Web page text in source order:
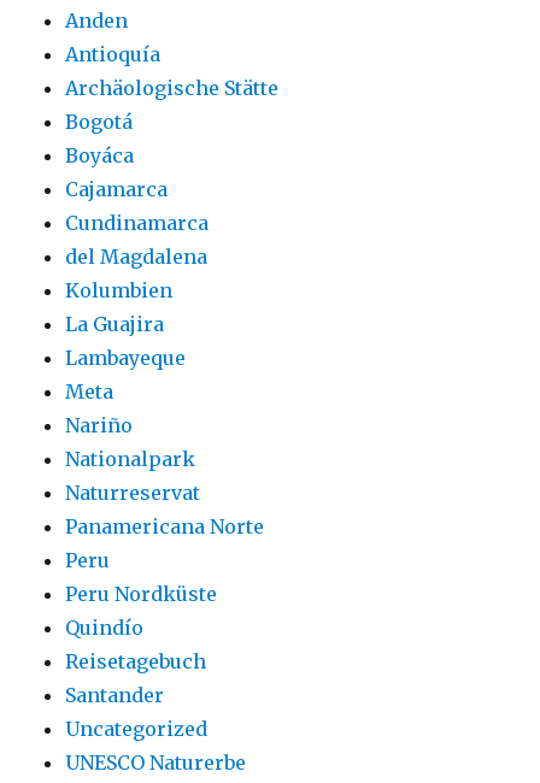
Anden
Antioquía
Archäologische Stätte
Bogotá
Boyáca
Cajamarca
Cundinamarca
del Magdalena
Kolumbien
La Guajira
Lambayeque
Meta
Nariño
Nationalpark
Naturreservat
Panamericana Norte
Peru
Peru Nordküste
Quindío
Reisetagebuch
Santander
Uncategorized
UNESCO Naturerbe